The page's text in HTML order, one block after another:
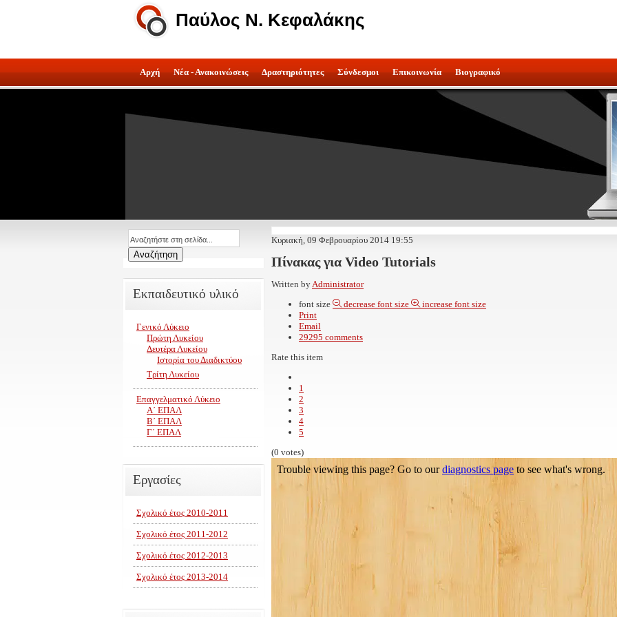
Παύλος Ν. Κεφαλάκης
Αρχή Νέα - Ανακοινώσεις Δραστηριότητες Σύνδεσμοι Επικοινωνία Βιογραφικό
Εκπαιδευτικό υλικό
Γενικό Λύκειο
Πρώτη Λυκείου
Δευτέρα Λυκείου
Ιστορία του Διαδικτύου
Τρίτη Λυκείου
Επαγγελματικό Λύκειο
Α΄ ΕΠΑΛ
Β΄ ΕΠΑΛ
Γ΄ ΕΠΑΛ
Εργασίες
Σχολικό έτος 2010-2011
Σχολικό έτος 2011-2012
Σχολικό έτος 2012-2013
Σχολικό έτος 2013-2014
Κυριακή, 09 Φεβρουαρίου 2014 19:55
Πίνακας για Video Tutorials
Written byAdministrator
font size
decrease font size
increase font size
Print
Email
29295 comments
Rate this item
1
2
3
4
5
(0 votes)